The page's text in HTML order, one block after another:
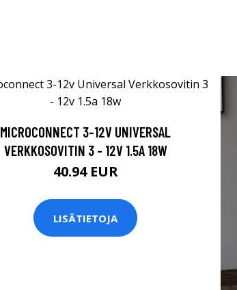
MICROCONNECT 3-12V UNIVERSAL
VERKKOSOVITIN 3 - 12V 1.5A 18W
40.94 EUR
LISÄTIETOJA